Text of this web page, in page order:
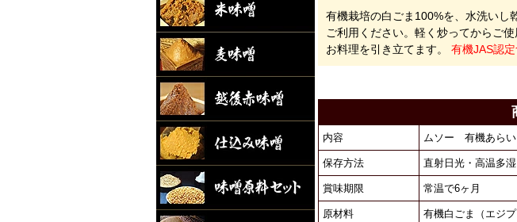
有機栽培の白ごま100%を、水洗いし
ご利用ください。軽く炒ってからご
お料理を引き立てます。 有機JAS認定
内容 ムソー 有機あら
保存方法 直射日光・高温多
賞味期限 常温で6ヶ月
原材料 有機白ごま（エジプ